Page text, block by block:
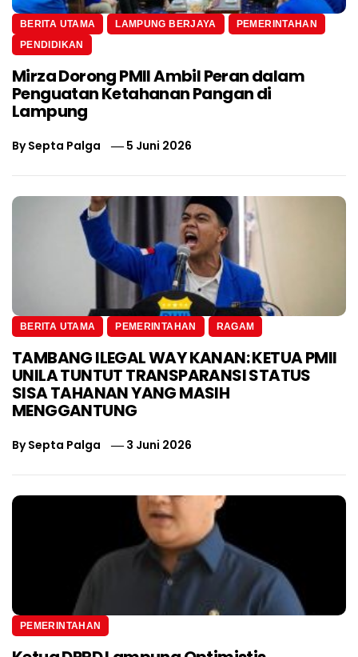
BERITA UTAMA LAMPUNG BERJAYA
PEMERINTAHAN
PENDIDIKAN
Mirza Dorong PMII Ambil Peran dalam
Penguatan Ketahanan Pangan di
Lampung
BySepta Palga 5 Juni 2026
BERITA UTAMA PEMERINTAHAN RAGAM
TAMBANG ILEGAL WAY KANAN: KETUA PMII
UNILA TUNTUT TRANSPARANSI STATUS
SISA TAHANAN YANG MASIH
MENGGANTUNG
BySepta Palga 3 Juni 2026
PEMERINTAHAN